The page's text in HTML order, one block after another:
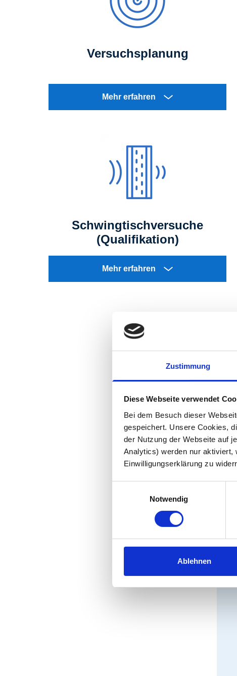
Zustimmung
Diese Webseite verwendet
Bei dem Besuch dieser
gespeichert. Unsere Cookies,
der Nutzung der Webseite auf
Analytics) werden nur aktiviert,
Einwilligungserklärung zu
Notwendig
Ablehnen
Versuchsplanung
Mehr erfahren
Schwingtischversuche
(Qualifikation)
Mehr erfahren
Wir